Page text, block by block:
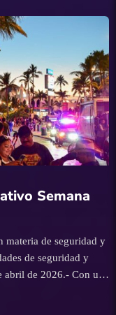
frente al Museo Los
se engalana con
campo abrirá sus
a 6:00 de la tarde,
en familia, tomar
Semana
materia de seguridad y
de seguridad y
abril de 2026.- Con una
de rescate y auxilio